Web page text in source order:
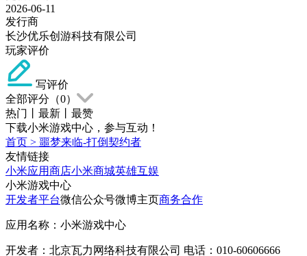
2026-06-11
发行商
长沙优乐创游科技有限公司
玩家评价
写评价
全部评分（0）
热门
最新
最赞
下载小米游戏中心，参与互动！
首页 > 噩梦来临-打倒契约者
友情链接
小米应用商店小米商城英雄互娱
小米游戏中心
开发者平台微信公众号微博主页商务合作
应用名称：小米游戏中心
开发者：北京瓦力网络科技有限公司 电话：010-60606666